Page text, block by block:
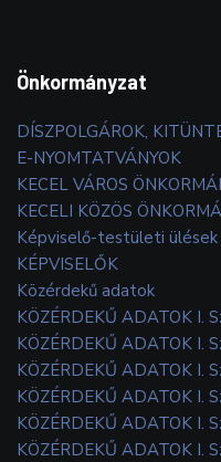
Önkormányzat
DÍSZPOLGÁROK,
E-NYOMTATVÁNYOK
KECEL VÁROS
KECELI KÖZÖS
Képviselő-testületi ülések
KÉPVISELŐK
Közérdekű adatok
KÖZÉRDEKŰ ADATOK I.
KÖZÉRDEKŰ ADATOK I.
KÖZÉRDEKŰ ADATOK I.
KÖZÉRDEKŰ ADATOK I.
KÖZÉRDEKŰ ADATOK I.
KÖZÉRDEKŰ ADATOK I.